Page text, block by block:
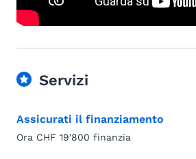
Servizi
Assicurati il finanziamento
Ora CHF 19'800 finanzia